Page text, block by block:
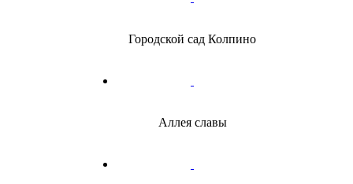
Городской сад Колпино
Аллея славы